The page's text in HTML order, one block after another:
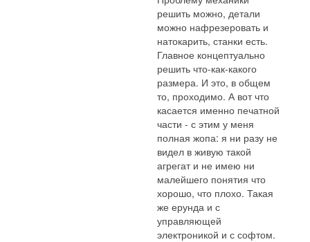
решить можно, детали
можно нафрезеровать и
натокарить, станки есть.
Главное концептуально
решить что-как-какого
размера. И это, в общем
то, проходимо. А вот что
касается именно печатной
части - с этим у меня
полная жопа: я ни разу не
видел в живую такой
агрегат и не имею ни
малейшего понятия что
хорошо, что плохо. Такая
же ерунда и с
управляющей
электроникой и с софтом.